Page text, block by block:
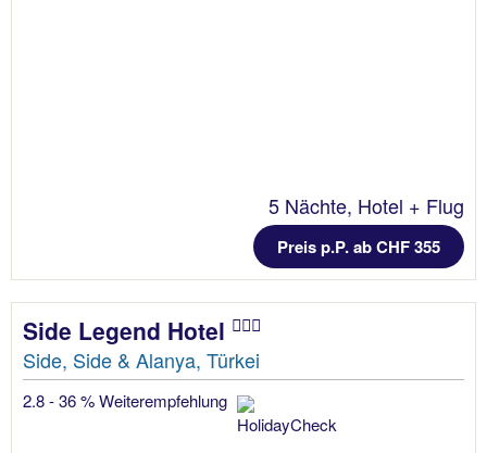
5 Nächte, Hotel + Flug
Preis p.P. ab CHF 355
Side Legend Hotel
Side, Side & Alanya, Türkei
2.8 - 36 % Weiterempfehlung